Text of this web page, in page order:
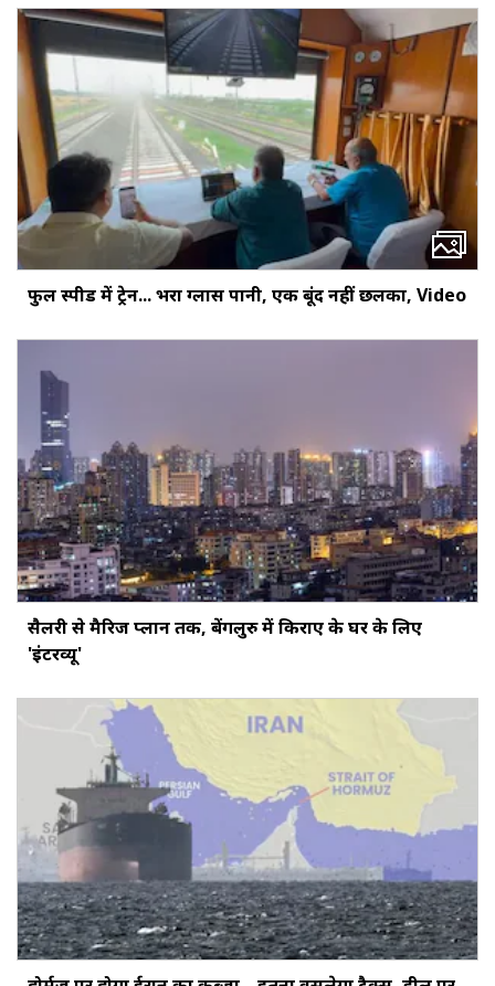
फुल स्पीड में ट्रेन... भरा ग्लास पानी, एक बूंद नहीं छलका, Video
सैलरी से मैरिज प्लान तक, बेंगलुरु में किराए के घर के लिए
'इंटरव्यू'